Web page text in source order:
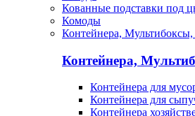
Кованные подставки под
Комоды
Контейнера,
Контейнера,
Контейнера для
Контейнера для
Контейнера